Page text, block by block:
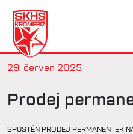
29. červen 2025
Prodej
SPUŠTĚN PRODEJ PERMANENTEK